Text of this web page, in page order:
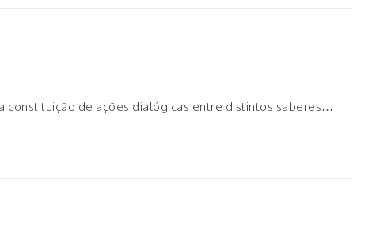
a constituição de ações dialógicas entre distintos saberes…